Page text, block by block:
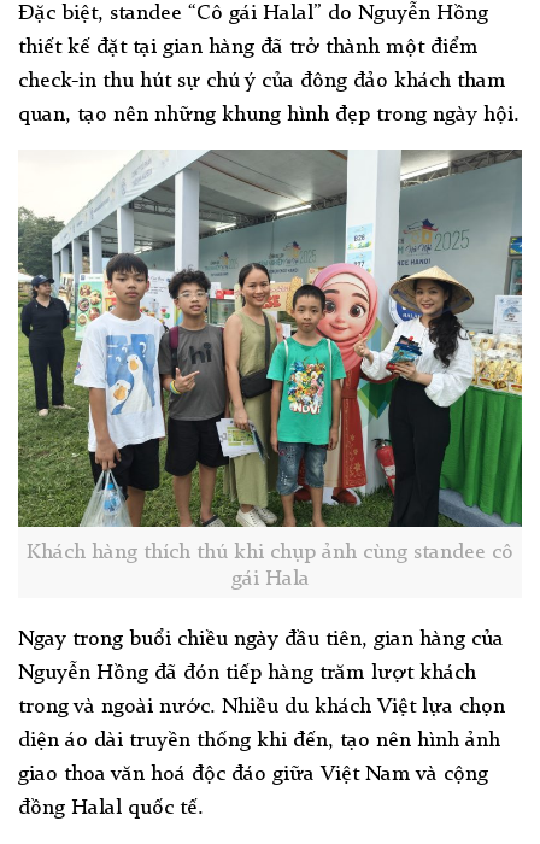
Đặc biệt, standee “Cô gái Halal” do Nguyễn Hồng
thiết kế đặt tại gian hàng đã trở thành một điểm
check-in thu hút sự chú ý của đông đảo khách tham
quan, tạo nên những khung hình đẹp trong ngày hội.
Khách hàng thích thú khi chụp ảnh cùng standee cô
gái Hala
Ngay trong buổi chiều ngày đầu tiên, gian hàng của
Nguyễn Hồng đã đón tiếp hàng trăm lượt khách
trong và ngoài nước. Nhiều du khách Việt lựa chọn
diện áo dài truyền thống khi đến, tạo nên hình ảnh
giao thoa văn hoá độc đáo giữa Việt Nam và cộng
đồng Halal quốc tế.